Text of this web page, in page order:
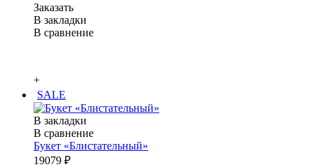
Заказать
В закладки
В сравнение
+
SALE
В закладки
В сравнение
Букет «Блистательный»
19079 ₽